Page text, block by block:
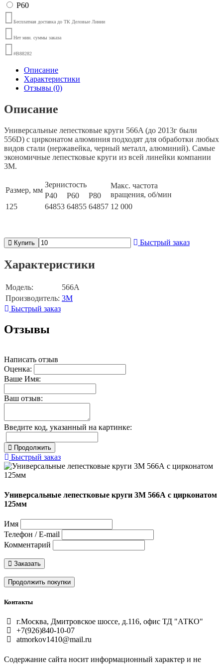
Р60
Бесплатная доставка до ТК Деловые Линии
Нет мин. суммы заказа
#B88282
Описание
Характеристики
Отзывы (0)
Описание
Универсальные лепестковые круги 566A (до 2013г были
556D) с цирконатом алюминия подходят для обработки любых
видов стали (нержавейка, черный металл, алюминий). Самые
экономичные лепестковые круги из всей линейки компании
3М.
Размер, мм
Зернистость
Макс. частота
вращения, об/мин
Р40 Р60
Р80
125
64853 64855 64857 12 000
Купить Быстрый заказ
Характеристики
Модель:
566А
Производитель: 3M
Быстрый заказ
Отзывы
Написать отзыв
Оценка:
Ваше Имя:
Ваш отзыв:
Введите код, указанный на картинке:
Продолжить
Быстрый заказ
Универсальные лепестковые круги 3М 566А с цирконатом
125мм
Имя
Телефон / E-mail
Комментарий
Заказать
Продолжить покупки
Контакты
г.Москва, Дмитровское шоссе, д.116, офис ТД "АТКО"
+7(926)840-10-07
atmorkov1410@mail.ru
Содержание сайта носит информационный характер и не